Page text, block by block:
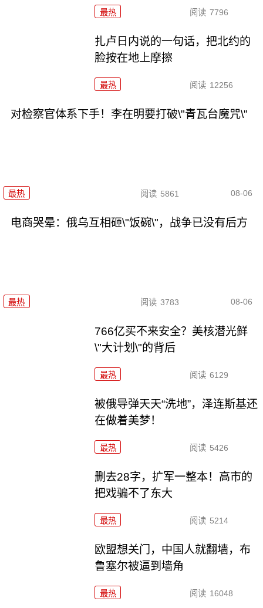
最热 阅读 7796
扎卢日内说的一句话，把北约的
脸按在地上摩擦
最热 阅读 12256
对检察官体系下手！李在明要打破\"青瓦台魔咒\"
最热 阅读 5861 08-06
电商哭晕：俄乌互相砸\"饭碗\"，战争已没有后方
最热 阅读 3783 08-06
766亿买不来安全？美核潜光鲜
\"大计划\"的背后
最热 阅读 6129
被俄导弹天天“洗地”，泽连斯基还
在做着美梦！
最热 阅读 5426
删去28字，扩军一整本！高市的
把戏骗不了东大
最热 阅读 5214
欧盟想关门，中国人就翻墙，布
鲁塞尔被逼到墙角
最热 阅读 16048